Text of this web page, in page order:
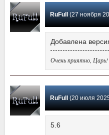
RuFull(27 ноября 2025
Добавлена
Очень приятно, Царь!
RuFull(20 июля 2025
5.6